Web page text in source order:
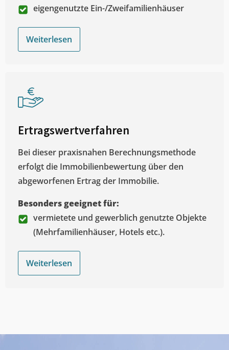
eigengenutzte Ein-/Zweifamilienhäuser
Weiterlesen
Ertragswertverfahren
Bei dieser praxisnahen Berechnungsmethode
erfolgt die Immobilienbewertung über den
abgeworfenen Ertrag der Immobilie.
Besonders geeignet für:
vermietete und gewerblich genutzte Objekte
(Mehrfamilienhäuser, Hotels etc.).
Weiterlesen